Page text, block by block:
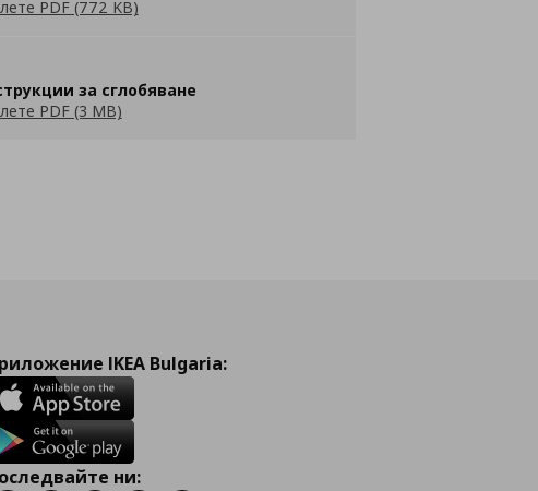
PDF (772 KB)
за сглобяване
PDF (3 MB)
IKEA Bulgaria:
ни: